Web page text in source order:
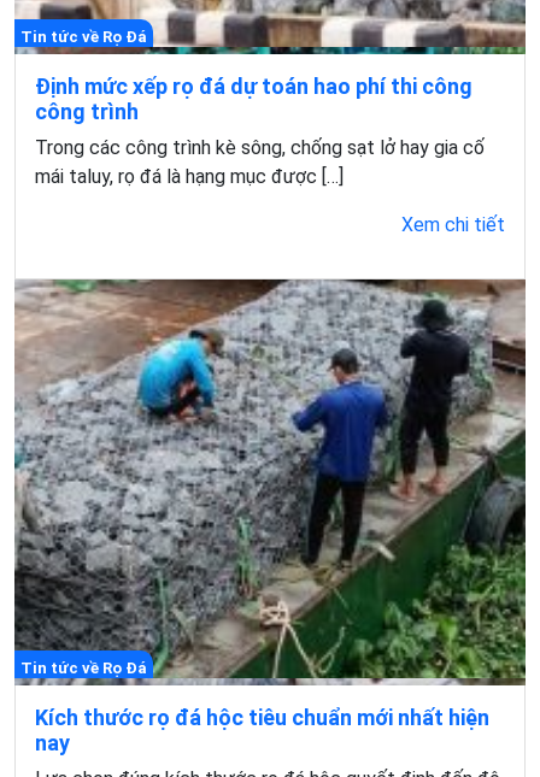
Tin tức về Rọ Đá
Định mức xếp rọ đá dự toán hao phí thi công
công trình
Trong các công trình kè sông, chống sạt lở hay gia cố
mái taluy, rọ đá là hạng mục được […]
Xem chi tiết
Tin tức về Rọ Đá
Kích thước rọ đá hộc tiêu chuẩn mới nhất hiện
nay